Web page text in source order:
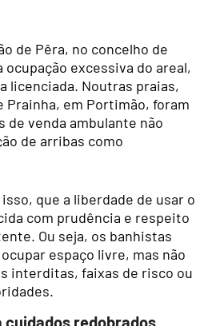
de Pêra, no concelho de
excessiva do areal,
licenciada. Noutras praias,
Prainha, em Portimão, foram
de venda ambulante não
de arribas como
que a liberdade de usar o
com prudência e respeito
Ou seja, os banhistas
espaço livre, mas não
interditas, faixas de risco ou
cuidados redobrados